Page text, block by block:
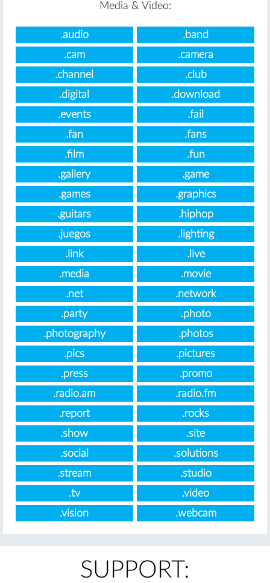
Media & Video:
.audio
.band
.cam
.camera
.channel
.club
.digital
.download
.events
.fail
.fan
.fans
.film
.fun
.gallery
.game
.games
.graphics
.guitars
.hiphop
.juegos
.lighting
.link
.live
.media
.movie
.net
.network
.party
.photo
.photography
.photos
.pics
.pictures
.press
.promo
.radio.am
.radio.fm
.report
.rocks
.show
.site
.social
.solutions
.stream
.studio
.tv
.video
.vision
.webcam
SUPPORT: